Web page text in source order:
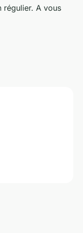
régulier. A vous